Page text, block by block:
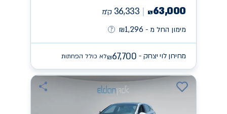
₪63,000
36,333 ק״מ
מימון החל מ -
₪1,296
מחירון לוי יצחק - ₪67,700 לא כולל הפחתות